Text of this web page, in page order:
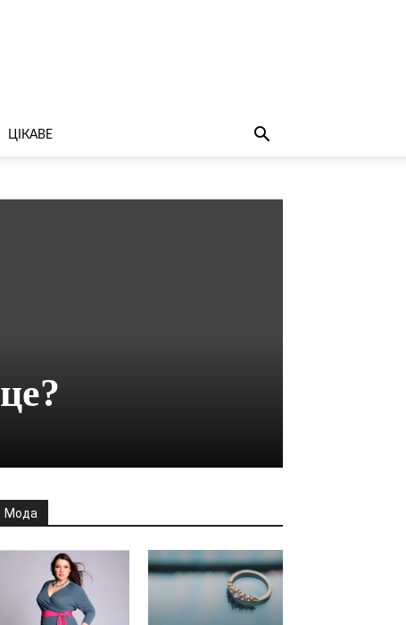
ЦІКАВЕ
Мода